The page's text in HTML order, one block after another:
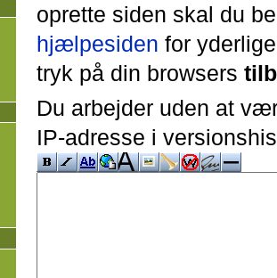
oprette siden skal du
hjælpesiden for
tryk på din browsers
Du arbejder uden at
IP-adresse i